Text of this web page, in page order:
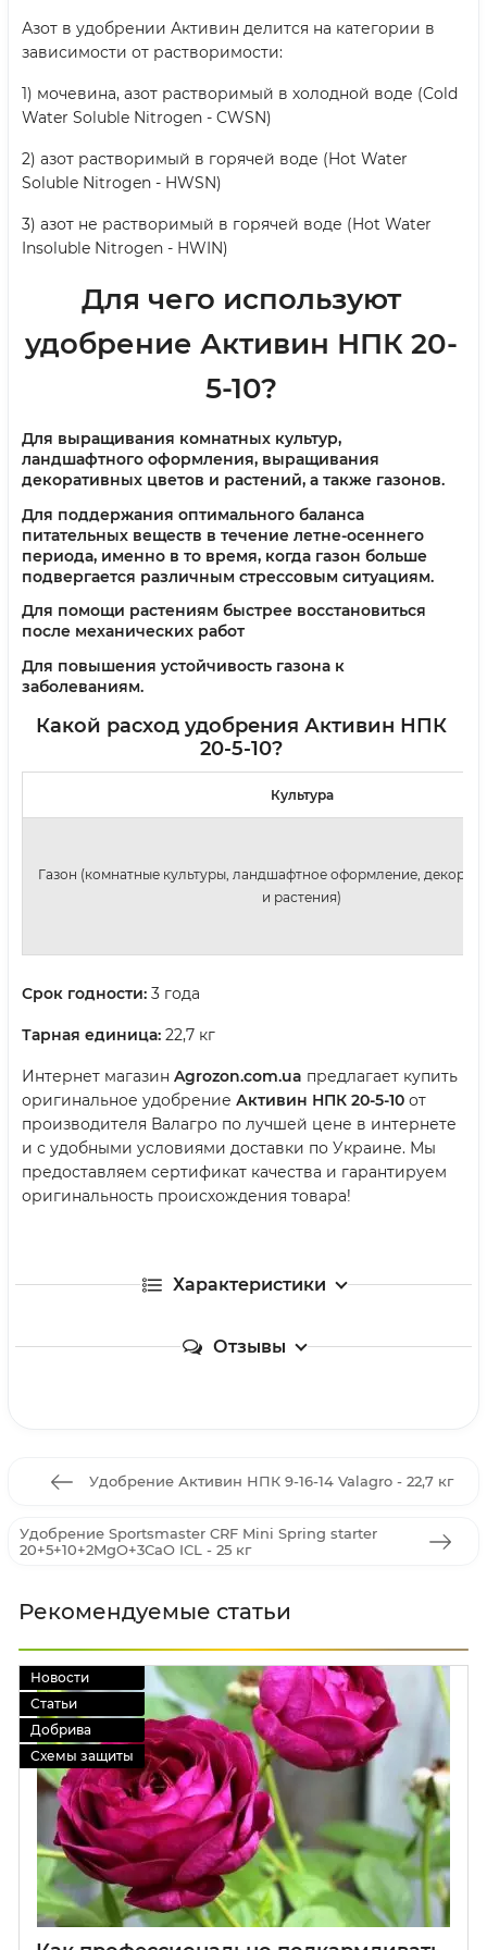
Азот в удобрении Активин делится на категории в
зависимости от растворимости:
1) мочевина, азот растворимый в холодной воде (Cold
Water Soluble Nitrogen - CWSN)
2) азот растворимый в горячей воде (Hot Water
Soluble Nitrogen - HWSN)
3) азот не растворимый в горячей воде (Hot Water
Insoluble Nitrogen - HWIN)
Для чего используют
удобрение Активин НПК 20-
5-10?
Для выращивания комнатных культур,
ландшафтного оформления, выращивания
декоративных цветов и растений, а также газонов.
Для поддержания оптимального баланса
питательных веществ в течение летне-осеннего
периода, именно в то время, когда газон больше
подвергается различным стрессовым ситуациям.
Для помощи растениям быстрее восстановиться
после механических работ
Для повышения устойчивость газона к
заболеваниям.
Какой расход удобрения Активин НПК
20-5-10?
Культура
Газон (комнатные культуры, ландшафтное оформление,
и растения)
Срок годности: 3 года
Тарная единица: 22,7 кг
Интернет магазин Agrozon.com.ua предлагает купить
оригинальное удобрение Активин НПК 20-5-10 от
производителя Валагро по лучшей цене в интернете
и с удобными условиями доставки по Украине. Мы
предоставляем сертификат качества и гарантируем
оригинальность происхождения товара!
Характеристики
Отзывы
Удобрение Активин НПК 9-16-14 Valagro - 22,7 кг
Удобрение Sportsmaster CRF Mini Spring starter
20+5+10+2MgO+3CaO ICL - 25 кг
Рекомендуемые статьи
Новости
Статьи
Добрива
Схемы защиты